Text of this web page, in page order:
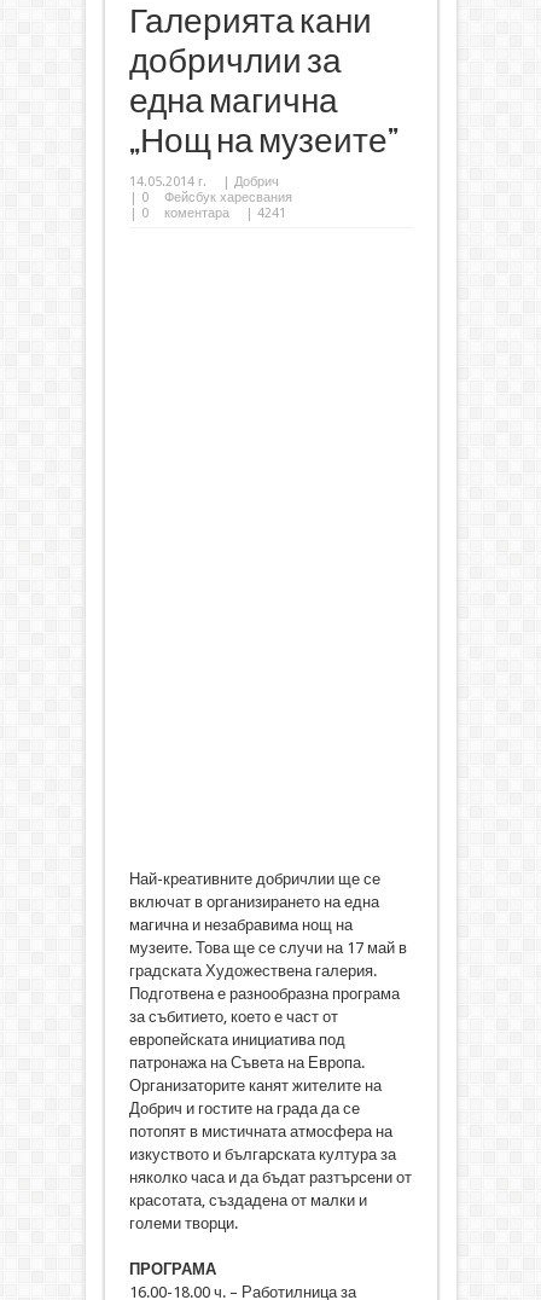
Галерията кани
добричлии за
една магична
„Нощ на музеите”
14.05.2014 г. | Добрич
| 0
Фейсбук харесвания
| 0 коментара | 4241
Най-креативните добричлии ще се
включат в организирането на една
магична и незабравима нощ на
музеите. Това ще се случи на 17 май в
градската Художествена галерия.
Подготвена е разнообразна програма
за събитието, което е част от
европейската инициатива под
патронажа на Съвета на Европа.
Организаторите канят жителите на
Добрич и гостите на града да се
потопят в мистичната атмосфера на
изкуството и българската култура за
няколко часа и да бъдат разтърсени от
красотата, създадена от малки и
големи творци.
ПРОГРАМА
16.00-18.00 ч. – Работилница за